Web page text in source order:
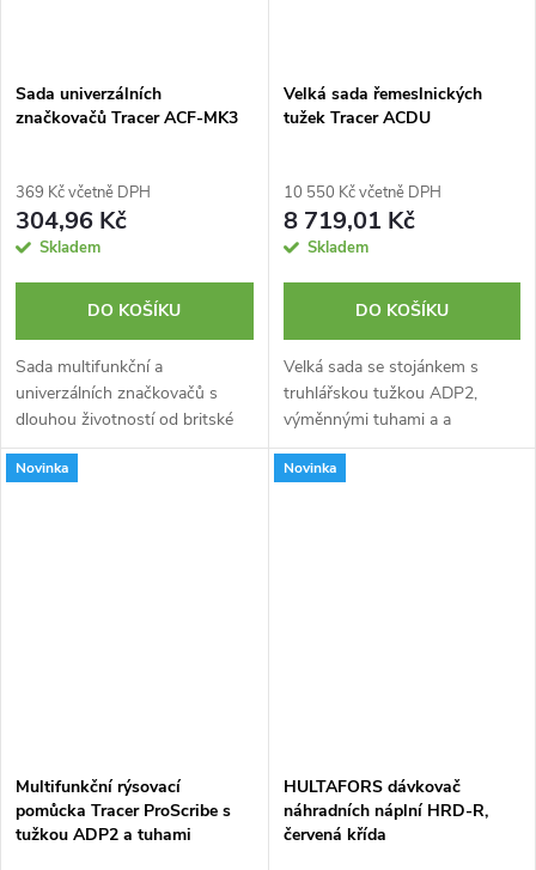
Sada univerzálních
značkovačů Tracer ACF-MK3
369 Kč včetně DPH
304,96 Kč
Skladem
DO KOŠÍKU
Sada multifunkční a
univerzálních značkovačů s
dlouhou životností od britské
značky TRACER®, které dokáží
psát na většinu povrchů, bez
Velká sada řemeslnických
tužek Tracer ACDU
10 550 Kč včetně DPH
8 719,01 Kč
Skladem
DO KOŠÍKU
Velká sada se stojánkem s
truhlářskou tužkou ADP2,
výměnnými tuhami a a
řemeslnickým značkovačem od
britské značky TRACER®.
Novinka
Multifunkční rýsovací
pomůcka Tracer ProScribe s
tužkou ADP2 a tuhami
Novinka
HULTAFORS dávkovač
náhradních náplní HRD-R,
červená křída